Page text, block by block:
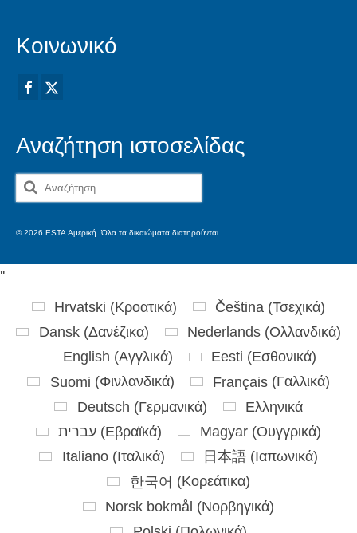
Κοινωνικό
Αναζήτηση ιστοσελίδας
Αναζήτηση
για:
© 2026 ESTA Αμερική. Όλα τα δικαιώματα διατηρούνται.
''
Hrvatski (Κροατικά) Čeština (Τσεχικά)
Dansk(Δανέζικα) Nederlands(Ολλανδικά)
English (Αγγλικά) Eesti (Εσθονικά)
Suomi (Φινλανδικά) Français(Γαλλικά)
Deutsch (Γερμανικά)
Ελληνικά
עברית (Εβραϊκά) Magyar (Ουγγρικά)
Italiano(Ιταλικά) 日本語(Ιαπωνικά)
한국어 (Κορεάτικα)
Norsk bokmål (Νορβηγικά)